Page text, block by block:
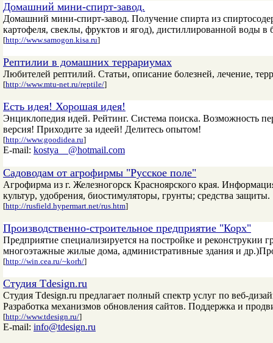
Домашний мини-спирт-завод.
Домашний мини-спирт-завод. Получение спирта из
картофеля, свеклы, фруктов и ягод), дистиллированной воды
[http://www.samogon.kisa.ru]
Рептилии в домашних террариумах
Любителей рептилий. Статьи, описание болезней, лечение,
[http://www.mtu-net.ru/reptile/]
Есть идея! Хорошая идея!
Энциклопедия идей. Рейтинг. Система поиска. Возможность
версия! Приходите за идеей! Делитесь опытом!
[http://www.goodidea.ru]
E-mail: kostya__@hotmail.com
Садоводам от агрофирмы "Русское поле"
Агрофирма из г. Железногорск Красноярского края.
культур, удобрения, биостимуляторы, грунты; средства защиты.
[http://rusfield.hypermart.net/rus.htm]
Производственно-строительное предприятие "Корх"
Предприятие специализируется на постройке и реконструкии
многоэтажные жилые дома, административные здания и
[http://win.cea.ru/~korh/]
Студия Tdesign.ru
Студия Tdesign.ru предлагает полный спектр услуг по веб-
Разработка механизмов обновления сайтов. Поддержка и
[http://www.tdesign.ru/]
E-mail: info@tdesign.ru